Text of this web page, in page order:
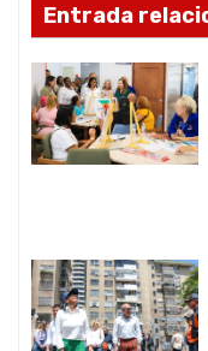
e
e
n
t
a
d
Entrada